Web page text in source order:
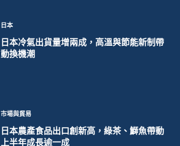
日本
日本冷氣出貨量增兩成，高溫與節能新制帶
動換機潮
市場與貿易
日本農產食品出口創新高，綠茶、鰤魚帶動
上半年成長逾一成